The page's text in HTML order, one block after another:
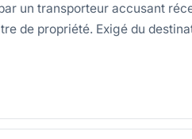
un transporteur accusant
de propriété. Exigé du